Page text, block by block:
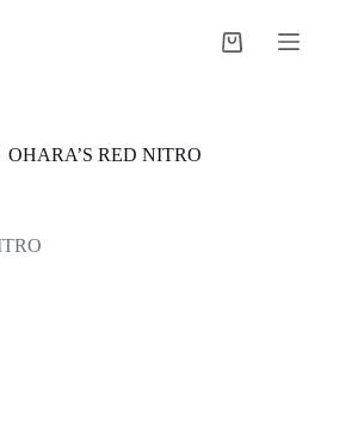
Carro
OHARA’S RED NITRO